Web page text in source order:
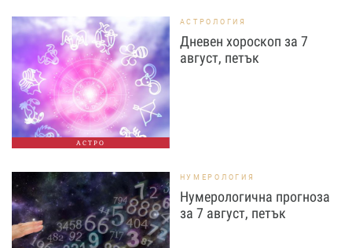
АСТРО
АСТРОЛОГИЯ
Дневен хороскоп за 7
август, петък
НУМЕРОЛОГИЯ
Нумерологична прогноза
за 7 август, петък